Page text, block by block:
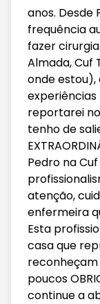
anos. Desde
frequência
fazer
Almada, Cuf
onde estou),
experiências
reportarei
tenho de
Pedro na
atenção,
enfermeira
Esta
casa que
poucos
continue a